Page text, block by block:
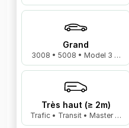
Grand
3008 • 5008 • Model 3 …
Très haut (≥ 2m)
Trafic • Transit • Master …